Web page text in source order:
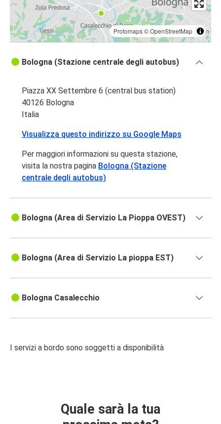
Protomaps©OpenStreetMap
Bologna (Stazione centrale degli autobus)
Piazza XX Settembre 6 (central bus station)
40126 Bologna
Italia
Visualizza questo indirizzo su Google Maps
Per maggiori informazioni su questa stazione,
visita la nostra pagina Bologna (Stazione
centrale degli autobus)
Bologna (Area di Servizio La Pioppa OVEST)
Bologna (Area di Servizio La pioppa EST)
Bologna Casalecchio
I servizi a bordo sono soggetti a disponibilità
Quale sarà la tua